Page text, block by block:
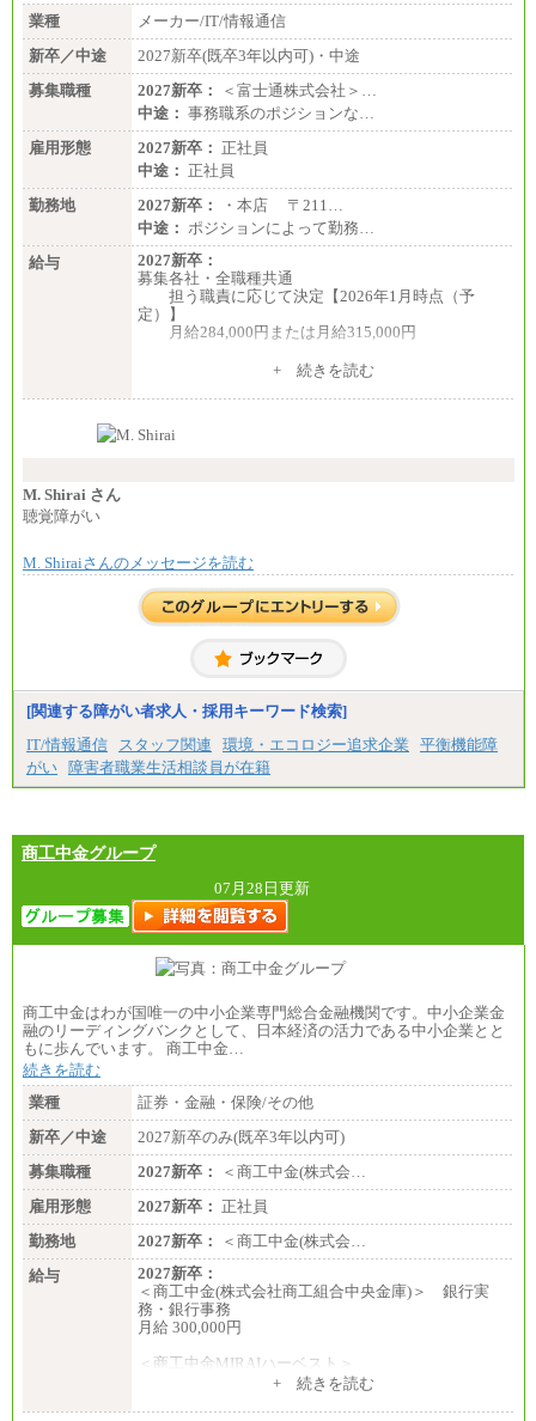
業種
メーカー/IT/情報通信
新卒／中途
2027新卒(既卒3年以内可)・中途
募集職種
2027新卒：
＜富士通株式会社＞…
中途： 事務職系のポジションな…
雇用形態
2027新卒： 正社員
中途： 正社員
勤務地
2027新卒：
・本店 〒211…
中途： ポジションによって勤務…
給与
2027新卒：
募集各社・全職種共通
担う職責に応じて決定【2026年1月時点（予
定）】
月給284,000円または月給315,000円
※入社後早期から、自律的な業務遂行が求めら
す。
い職責を担う方については、さらに高い金額を個別
※上記に加え、所定労働時間外に勤務をした場
※試用期間中も給与に変更はございません。
＜募集各社・全職種共通＞
月給21万円以上～
※試用期間中の給与に変更はありません。
ます。
+ 続きを読む
M. Shirai さん
聴覚障がい
M. Shiraiさんのメッセージを読む
[関連する障がい者求人・採用キーワード検索]
IT/情報通信
スタッフ関連 環境・エコロジー追求企業
平衡機能障
がい 障害者職業生活相談員が在籍
商工中金グループ
07月28日更新
商工中金はわが国唯一の中小企業専門総合金融機関です。中小企業金
融のリーディングバンクとして、日本経済の活力である中小企業とと
もに歩んでいます。 商工中金…
続きを読む
業種
証券・金融・保険/その他
新卒／中途
2027新卒のみ(既卒3年以内可)
募集職種
2027新卒：
＜商工中金(株式会…
雇用形態
2027新卒： 正社員
勤務地
2027新卒：
＜商工中金(株式会…
給与
2027新卒：
＜商工中金(株式会社商工組合中央金庫)＞ 銀行実
務・銀行事務
月給 300,000円
＜商工中金MIRAIハーベスト＞
+ 続きを読む